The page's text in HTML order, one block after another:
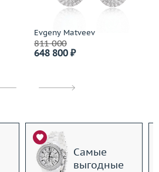
Evgeny Matveev
811 000
648 800 ₽
Самые
выгодные